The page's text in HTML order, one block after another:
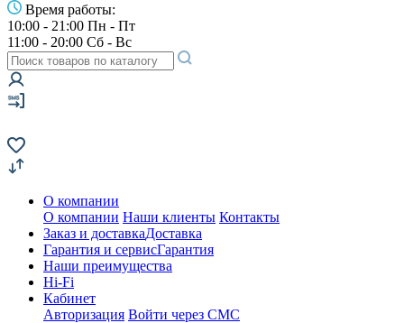
Время работы:
10:00 - 21:00 Пн - Пт
11:00 - 20:00 Сб - Вс
О компании
О компании Наши клиенты Контакты
Заказ и доставкаДоставка
Гарантия и сервисГарантия
Наши преимущества
Hi-Fi
Кабинет
Авторизация Войти через СМС